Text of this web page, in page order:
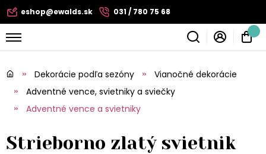
eshop@ewalds.sk 031 / 780 75 68
Dekorácie podľa sezóny
Vianočné dekorácie
Adventné vence, svietniky a sviečky
Adventné vence a svietniky
Strieborno zlatý svietnik